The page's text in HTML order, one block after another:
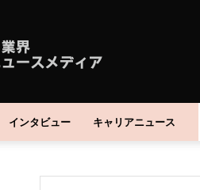
インタビュー キャリアニュース